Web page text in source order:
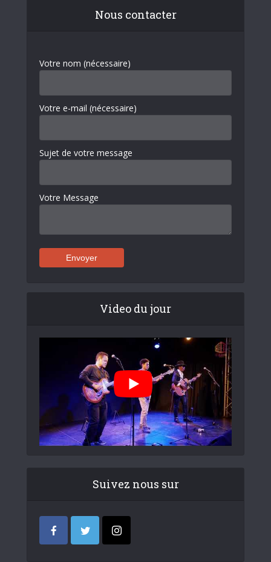
Nous contacter
Votre nom (nécessaire)
Votre e-mail (nécessaire)
Sujet de votre message
Votre Message
Video du jour
Suivez nous sur